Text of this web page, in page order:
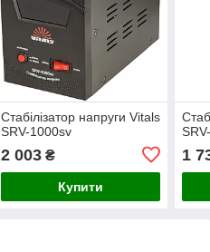
Стабілізатор напруги Vitals
SRV-1000sv
2 003₴
Купити
1